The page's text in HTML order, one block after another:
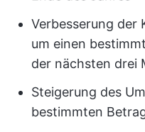
Verbesserung der
um einen
der nächsten drei
Steigerung des
bestimmten